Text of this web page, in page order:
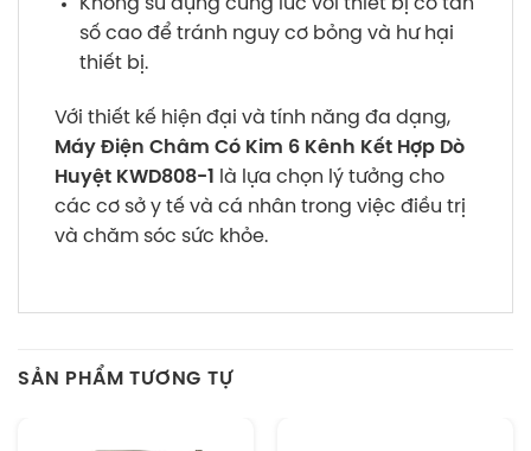
Không sử dụng cùng lúc với thiết bị có tần
số cao để tránh nguy cơ bỏng và hư hại
thiết bị.
Với thiết kế hiện đại và tính năng đa dạng,
Máy Điện Châm Có Kim 6 Kênh Kết Hợp Dò
Huyệt KWD808-1
là lựa chọn lý tưởng cho
các cơ sở y tế và cá nhân trong việc điều trị
và chăm sóc sức khỏe.
SẢN PHẨM TƯƠNG TỰ